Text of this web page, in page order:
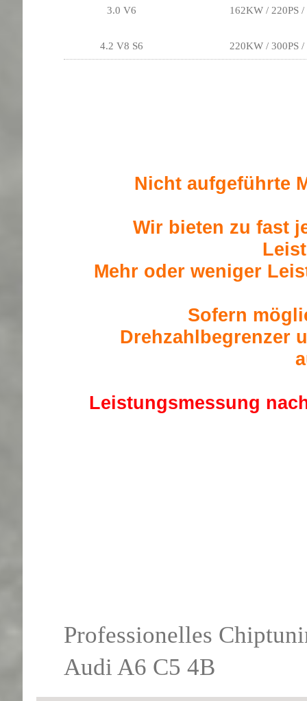
3.0 V6 162KW / 220PS
4.2 V8 S6 220KW / 300PS
Nicht aufgeführte
Wir bieten zu fast
Mehr oder weniger
Sofern
Drehzahlbegrenzer
Leistungsmessung
Professionelles
Audi A6 C5 4B